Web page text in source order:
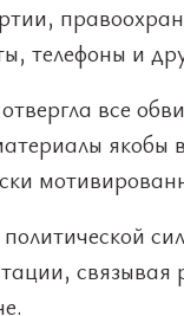
телефоны и
все
якобы
связывая